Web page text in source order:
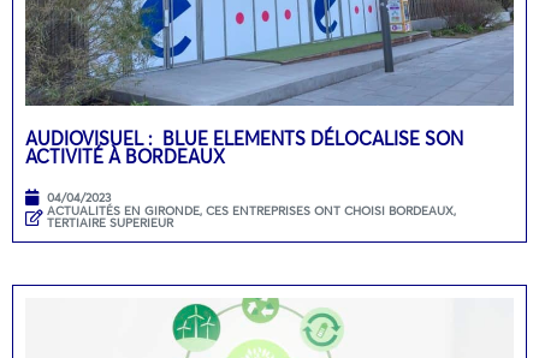
AUDIOVISUEL : BLUE ELEMENTS DÉLOCALISE SON
ACTIVITÉ À BORDEAUX
04/04/2023
ACTUALITÉS EN GIRONDE, CES ENTREPRISES ONT CHOISI BORDEAUX,
TERTIAIRE SUPERIEUR